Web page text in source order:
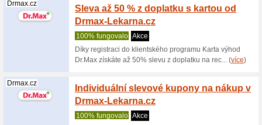
Drmax.cz
10 %
Kč z